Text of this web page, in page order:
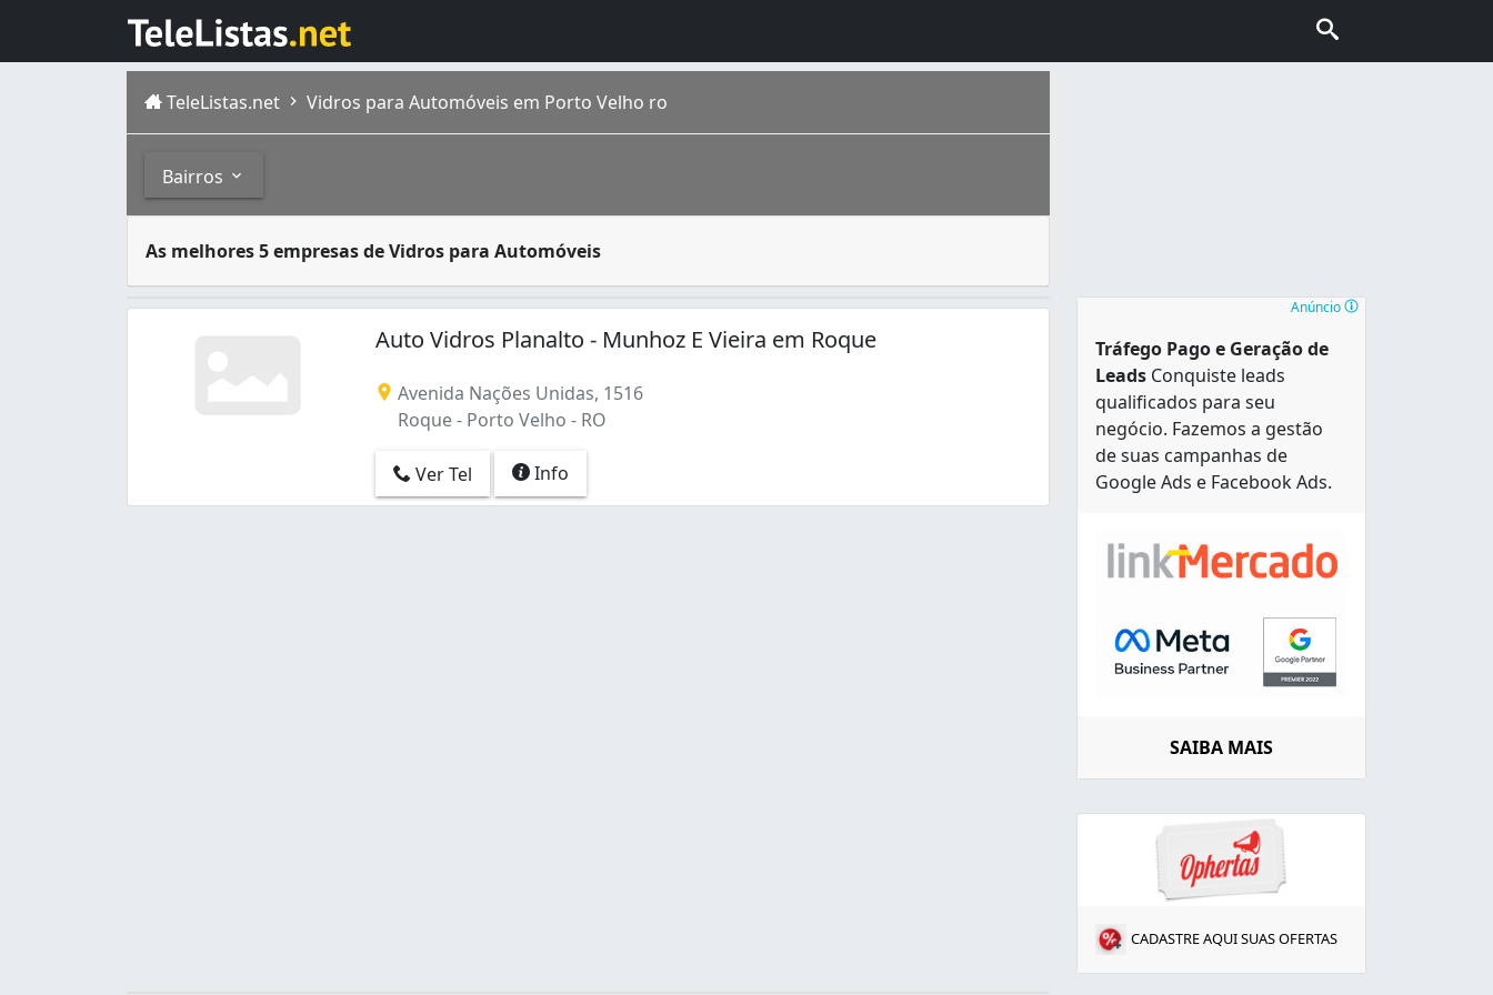
TeleListas.net Vidros para Automóveis em Porto Velho ro
Bairros
As melhores 5 empresas de Vidros para Automóveis
Porto Velho é município de Rondônia. Tem população estimada segundo IBGE 2016 de 511 219 porto-velhenses, é o mais populoso em Rondônia e única
Auto Vidros Planalto - Munhoz E Vieira em Roque
Avenida Nações Unidas, 1516
Roque - Porto Velho - RO
Ver Tel Info
Anúncio
Tráfego Pago e Geração de
Leads Conquiste leads
qualificados para seu
negócio. Fazemos a gestão
de suas campanhas de
Google Ads e Facebook Ads.
SAIBA MAIS
CADASTRE AQUI SUAS OFERTAS